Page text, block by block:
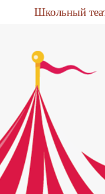
Школьный